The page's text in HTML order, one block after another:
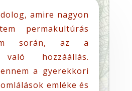
amire nagyon
permakultúrás
során, az a
való hozzáállás.
a gyerekkori
emléke és